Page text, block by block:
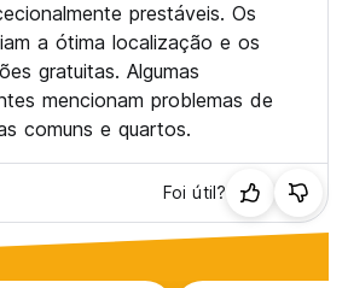
prestáveis. Os
a ótima localização e os
gratuitas. Algumas
mencionam problemas de
comuns e quartos.
Foi útil?